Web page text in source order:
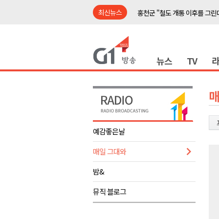
최신뉴스
홍천군 "철도 개통 이후를 그린
ITS 교통도시 강릉..콜 버스 실증
평창동계올림픽 정신 계승 합
춘천시, 오는 8일 의암호서 '드
어제 오후, 고성 대진항 어구
춘천·홍천·횡성, 첫 ‘폭염중대경
강원자치도, 공공임대주택 1만
양구군, 상반기 스포츠마케팅
뉴스 TV
예감좋은날
매일 그대와
밤&
뮤직 블로그